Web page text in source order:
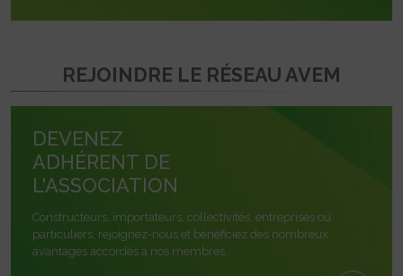
REJOINDRE LE RÉSEAU AVEM
DEVENEZ
ADHÉRENT DE
L'ASSOCIATION
Constructeurs, importateurs, collectivités, entreprises ou
particuliers, rejoignez-nous et bénéficiez des nombreux
avantages accordés à nos membres.